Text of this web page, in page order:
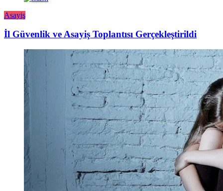
Asayiş
İl Güvenlik ve Asayiş Toplantısı Gerçekleştirildi